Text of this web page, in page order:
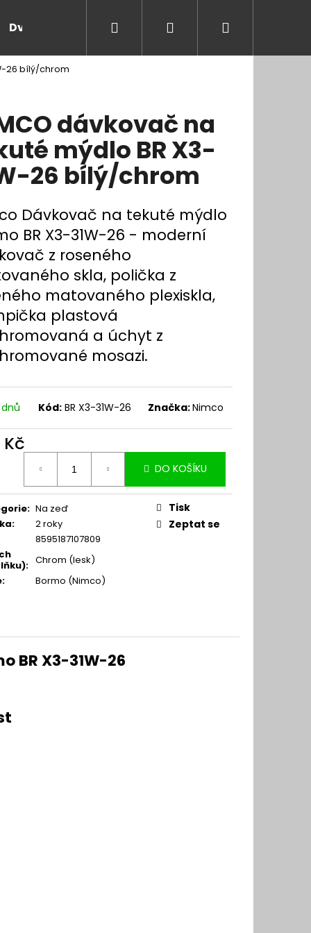
Dveře a zárubně Kontakt Blog
Přihlášení
26 bílý/chrom
dávkovač na
mýdlo BR X3-
26 bílý/chrom
Dávkovač na tekuté mýdlo
BR X3-31W-26 - moderní
z roseného
skla, polička z
matovaného plexiskla,
plastová
a úchyt z
mosazi.
Kód: BR X3-31W-26 Značka:Nimco
Kč
DO KOŠÍKU
: Na zeď
:
2 roky
8595187107809
: Chrom (lesk)
: Bormo (Nimco)
Tisk
Zeptat se
BR X3-31W-26